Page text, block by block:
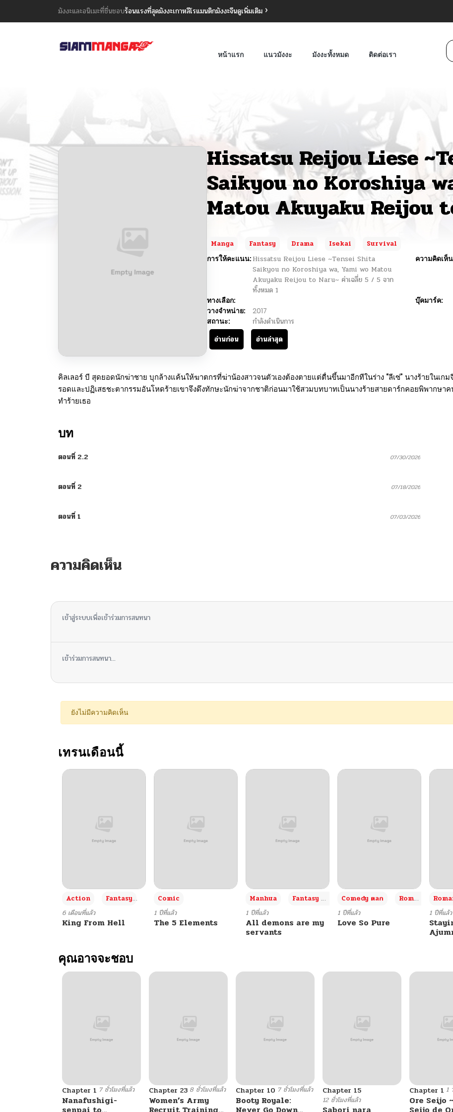
มังงะและอนิเมะที่ชื่นชอบร้อนแรงที่สุดมังงะเกาหลีโรแมนติกมังงะจีนดูเพิ่มเติม
หน้าแรก แนวมังงะ มังงะทั้งหมด ติดต่อเรา
Hissatsu Reijou Liese
Saikyou no Koroshiya
Matou Akuyaku Reijou
Manga Fantasy Drama Isekai
Survival
การให้คะแนน: Hissatsu Reijou Liese ~Tensei Shita
Saikyou no Koroshiya wa, Yami wo Matou
Akuyaku Reijou to Naru~ ค่าเฉลี่ย 5 / 5 จาก
ทั้งหมด 1
ความคิดเห็
ทางเลือก:
บุ๊คมาร์ค:
วางจำหน่าย:
2017
สถานะ:
กำลังดำเนินการ
อ่านก่อน
อ่านล่าสุด
คิลเลอร์ บี สุดยอดนักฆ่าชาย บุกล้างแค้นให้ฆาตกรที่ฆ่าน้องสาวจนตัวเองต้องตายแต่ตื่นขึ้นมาอีกทีในร่าง “ลีเซ่” นางร้ายในเ
รอดและปฏิเสธชะตากรรมอันโหดร้ายเขาจึงดึงทักษะนักฆ่าจากชาติก่อนมาใช้สวมบทบาทเป็นนางร้ายสายดาร์กคอยพิพากษ
ทำร้ายเธอ
บท
ตอนที่ 2.2 07/30/2026
ตอนที่ 2 07/18/2026
ตอนที่ 1 07/03/2026
ความคิดเห็น
เข้าสู่ระบบเพื่อเข้าร่วมการสนทนา
เข้าร่วมการสนทนา...
ยังไม่มีความคิดเห็น
เทรนเดือนนี้
Action Fantasy
6 เดือนที่แล้ว
King From Hell
Comic
1 ปีที่แล้ว
The 5 Elements
Manhua Fantasy แฟนตาซี +3
1 ปีที่แล้ว
All demons are my
servants
Comedy ตลก Romance โรแมนซ์
1 ปีที่แล้ว
Love So Pure
1 ปีที่แล้ว
คุณอาจจะชอบ
Chapter 1 7 ชั่วโมงที่แล้ว
Nanafushigi-
Chapter 23 8 ชั่วโมงที่แล้ว
Women’s Army
Chapter 10 7 ชั่วโมงที่แล้ว
Booty Royale:
Chapter 15
12 ชั่วโมงที่แล้ว
Chapter 1 1
Ore Seijo